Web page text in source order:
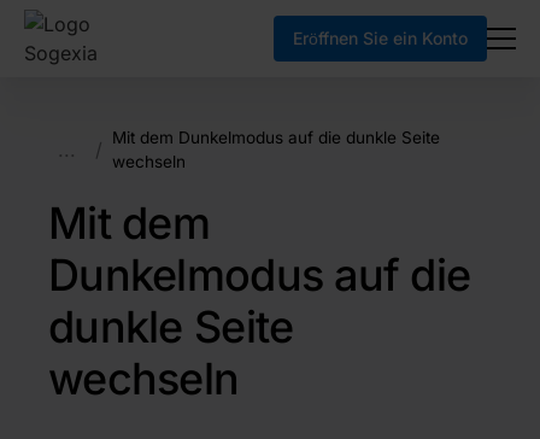
Eröffnen Sie ein Konto
... /
Mit dem Dunkelmodus auf die dunkle Seite
wechseln
Mit dem
Dunkelmodus auf die
dunkle Seite
wechseln